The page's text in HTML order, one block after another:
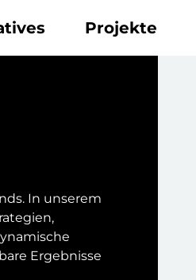
Projekte
In unserem
Ergebnisse